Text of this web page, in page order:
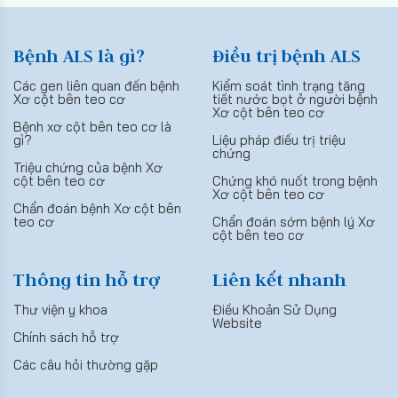
Bệnh ALS là gì?
Các gen liên quan đến bệnh
Xơ cột bên teo cơ
Bệnh xơ cột bên teo cơ là
gì?
Triệu chứng của bệnh Xơ
cột bên teo cơ
Chẩn đoán bệnh Xơ cột bên
teo cơ
Điều trị bệnh ALS
Kiểm soát tình trạng tăng
tiết nước bọt ở người bệnh
Xơ cột bên teo cơ
Liệu pháp điều trị triệu
chứng
Chứng khó nuốt trong bệnh
Xơ cột bên teo cơ
Chẩn đoán sớm bệnh lý Xơ
cột bên teo cơ
Thông tin hỗ trợ
Thư viện y khoa
Chính sách hỗ trợ
Các câu hỏi thường gặp
Liên kết nhanh
Điều Khoản Sử Dụng
Website